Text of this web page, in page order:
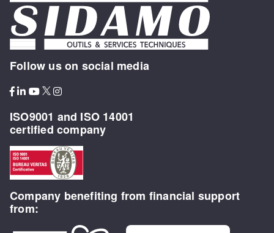
Follow us on social media
ISO9001 and ISO 14001
certified company
Company benefiting from financial support
from: